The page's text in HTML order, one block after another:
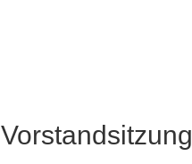
Vorstandsitzung